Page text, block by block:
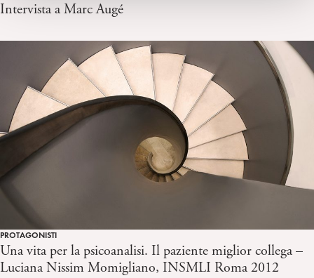
Intervista a Marc Augé
PROTAGONISTI
Una vita per la psicoanalisi. Il paziente miglior collega –
Luciana Nissim Momigliano, INSMLI Roma 2012